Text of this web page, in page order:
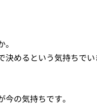
めるという気持ちでい
の気持ちです。